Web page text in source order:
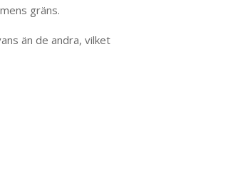
gräns.
än de andra, vilket